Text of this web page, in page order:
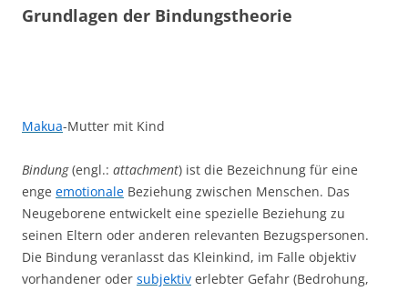
Grundlagen der Bindungstheorie
Makua-Mutter mit Kind
Bindung(engl.: attachment) ist die Bezeichnung für eine
enge emotionale Beziehung zwischen Menschen. Das
Neugeborene entwickelt eine spezielle Beziehung zu
seinen Eltern oder anderen relevanten Bezugspersonen.
Die Bindung veranlasst das Kleinkind, im Falle objektiv
vorhandener oder subjektiv erlebter Gefahr (Bedrohung,